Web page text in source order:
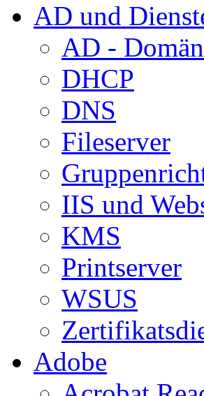
AD und
AD -
DHCP
DNS
Fileserver
IIS und
KMS
Printserver
WSUS
Adobe